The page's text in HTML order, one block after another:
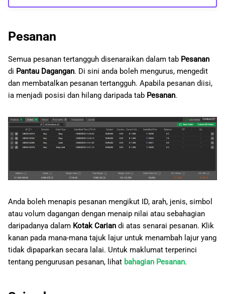
Pesanan
Semua pesanan tertangguh disenaraikan dalam tab Pesanan
di Pantau Dagangan. Di sini anda boleh mengurus, mengedit
dan membatalkan pesanan tertangguh. Apabila pesanan diisi,
ia menjadi posisi dan hilang daripada tab Pesanan.
Anda boleh menapis pesanan mengikut ID, arah, jenis, simbol
atau volum dagangan dengan menaip nilai atau sebahagian
daripadanya dalam Kotak Carian di atas senarai pesanan. Klik
kanan pada mana-mana tajuk lajur untuk menambah lajur yang
tidak dipaparkan secara lalai. Untuk maklumat terperinci
tentang pengurusan pesanan, lihat bahagian Pesanan.